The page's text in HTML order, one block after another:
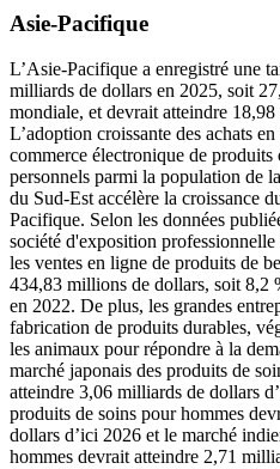
Asie-Pacifique
L’Asie-Pacifique a enregistré une
milliards de dollars en 2025, soit
mondiale, et devrait atteindre
L’adoption croissante des achats
commerce électronique de produits
personnels parmi la population de
du Sud-Est accélère la croissance
Pacifique. Selon les données
société d'exposition
les ventes en ligne de produits de
434,83 ​​millions de dollars, soit 8,2
en 2022. De plus, les grandes
fabrication de produits durables,
les animaux pour répondre à la
marché japonais des produits de
atteindre 3,06 milliards de dollars
produits de soins pour hommes
dollars d’ici 2026 et le marché
hommes devrait atteindre 2,71